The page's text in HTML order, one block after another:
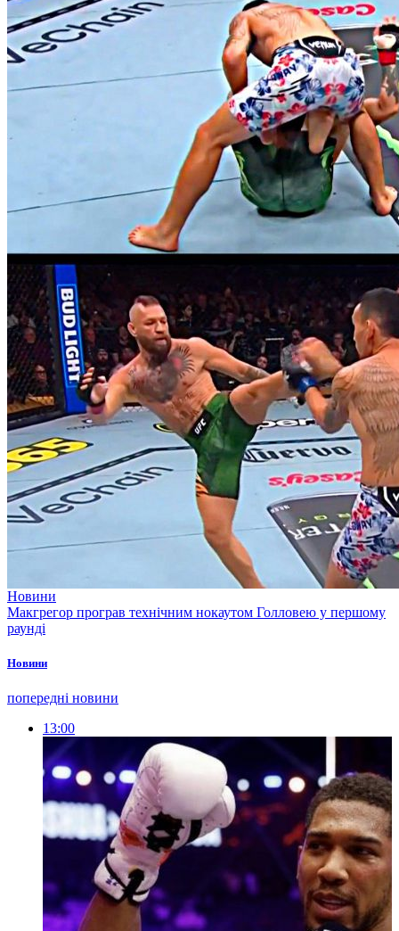
Новини
Макгрегор програв технічним нокаутом Голловею у першому
раунді
Новини
попередні новини
13:00